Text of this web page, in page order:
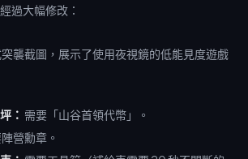
過大幅修改：
： 需要「山谷首領代幣」。
營勳章。